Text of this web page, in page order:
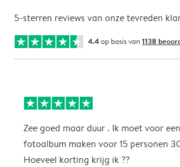
5-sterren reviews van onze tevreden
4.4op basis van 1138
Zee goed maar duur . Ik moet voor
fotoalbum maken voor 15 personen
Hoeveel korting krijg ik ??